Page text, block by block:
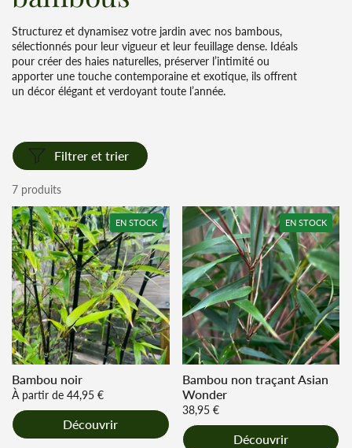
Structurez et dynamisez votre jardin avec nos bambous,
sélectionnés pour leur vigueur et leur feuillage dense. Idéals
pour créer des haies naturelles, préserver l’intimité ou
apporter une touche contemporaine et exotique, ils offrent
un décor élégant et verdoyant toute l’année.
7 produits
Filtrer et trier
Bambou noir
Prix régulier
À partir de 44,95 €
Découvrir
EN STOCK
Bambou non traçant Asian
Wonder
Prix régulier
38,95 €
Découvrir
EN STOCK